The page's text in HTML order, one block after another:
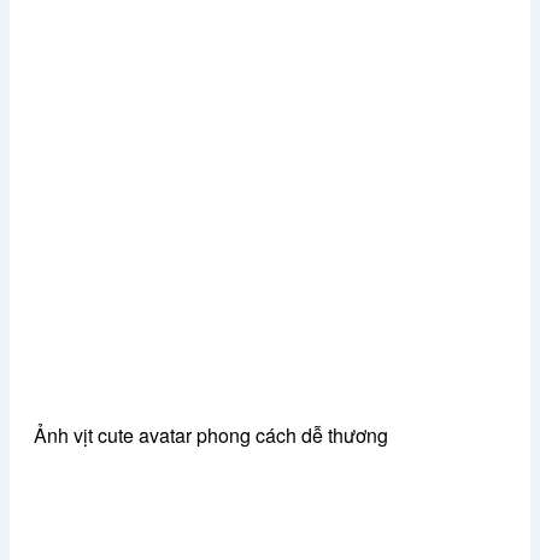
Ảnh vịt cute avatar phong cách dễ thương